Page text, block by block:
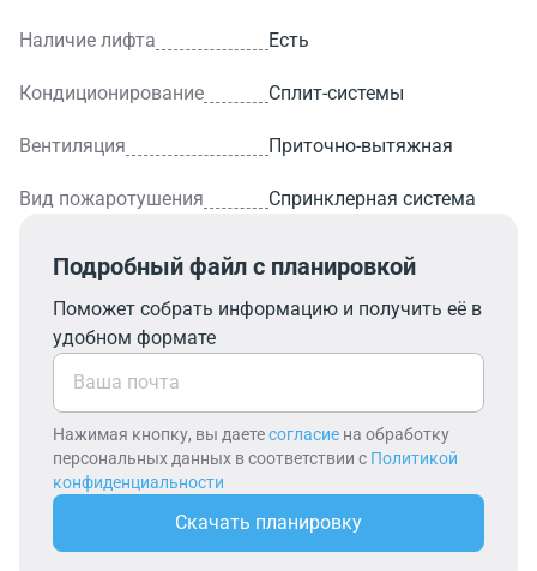
Наличие лифта Есть
Кондиционирование Сплит-системы
Вентиляция Приточно-вытяжная
Вид пожаротушения Спринклерная система
Подробный файл с планировкой
Поможет собрать информацию и получить её в
удобном формате
Нажимая кнопку, вы даетесогласие на обработку
персональных данных в соответствии с Политикой
конфиденциальности
Скачать планировку